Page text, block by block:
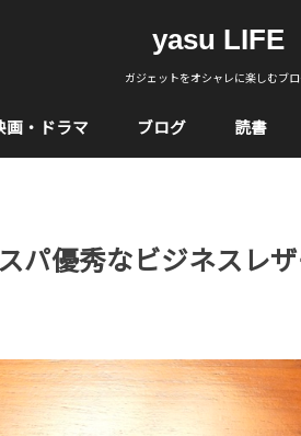
yasu LIFE
ガジェットをオシャレに楽しむブ
画・ドラマ ブログ 読書
パ優秀なビジネスレ